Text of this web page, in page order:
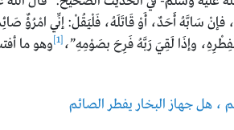
سَابَّهُ أَحَدٌ، أَوْ قَاتَلَهُ، فَلْيَقُلْ: إنِّي امْرُؤٌ
وإذَا لَقِيَ رَبَّهُ فَرِحَ بصَوْمِهِ”،[1] وهو ما
، هل جهاز البخار يفطر الصائم